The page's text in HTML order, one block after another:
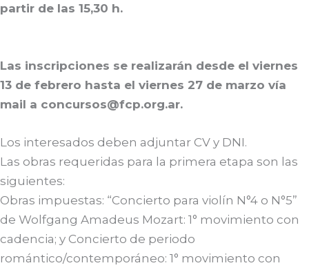
partir de las 15,30 h.
Las inscripciones se realizarán desde el viernes
13 de febrero hasta el viernes 27 de marzo vía
mail a concursos@fcp.org.ar.
Los interesados deben adjuntar CV y DNI.
Las obras requeridas para la primera etapa son las
siguientes:
Obras impuestas: “Concierto para violín N°4 o N°5”
de Wolfgang Amadeus Mozart: 1° movimiento con
cadencia; y Concierto de periodo
romántico/contemporáneo: 1° movimiento con